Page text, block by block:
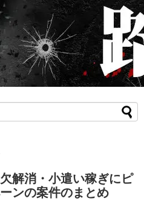
解消・小遣い稼ぎにピ
ンの案件のまとめ